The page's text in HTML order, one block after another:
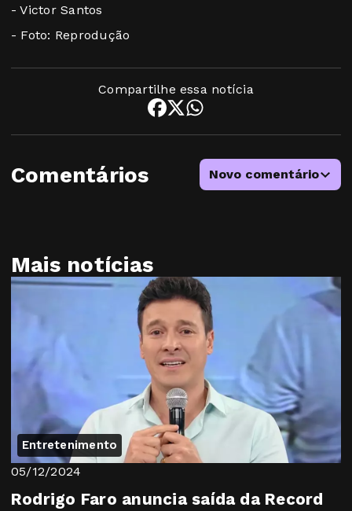
- Victor Santos
- Foto: Reprodução
Compartilhe essa notícia
Comentários Novo comentário
Mais notícias
Entretenimento
05/12/2024
Rodrigo Faro anuncia saída da Record